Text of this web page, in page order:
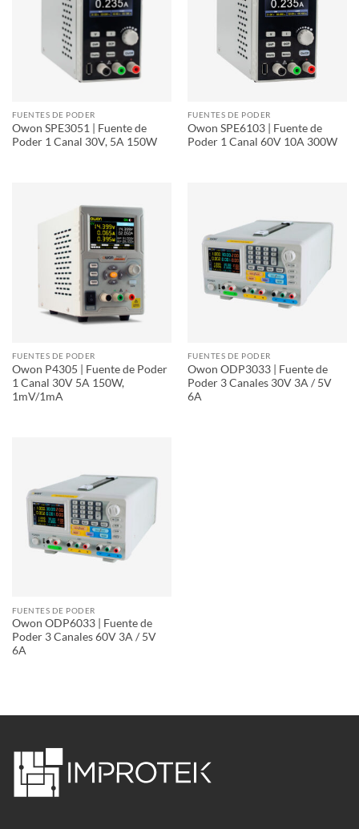
FUENTES DE PODER
Owon SPE3051 | Fuente de
Poder 1 Canal 30V, 5A 150W
FUENTES DE PODER
Owon SPE6103 | Fuente de
Poder 1 Canal 60V 10A 300W
FUENTES DE PODER
Owon P4305 | Fuente de Poder
1 Canal 30V 5A 150W,
1mV/1mA
FUENTES DE PODER
Owon ODP3033 | Fuente de
Poder 3 Canales 30V 3A / 5V
6A
FUENTES DE PODER
Owon ODP6033 | Fuente de
Poder 3 Canales 60V 3A / 5V
6A